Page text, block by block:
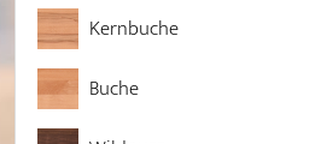
Kernbuche
Buche